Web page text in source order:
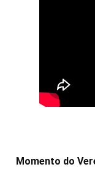
Momento do